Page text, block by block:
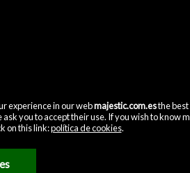
experience in our webmajestic.com.esthe best
ask you to accept their use. If you wish to know
on this link:política de cookies.